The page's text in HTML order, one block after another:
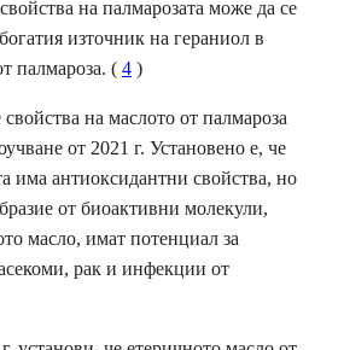
на палмарозата може да се
източник на гераниол в
палмароза. ( 4 )
на маслото от палмароза
от 2021 г. Установено е, че
има антиоксидантни свойства, но
от биоактивни молекули,
масло, имат потенциал за
рак и инфекции от